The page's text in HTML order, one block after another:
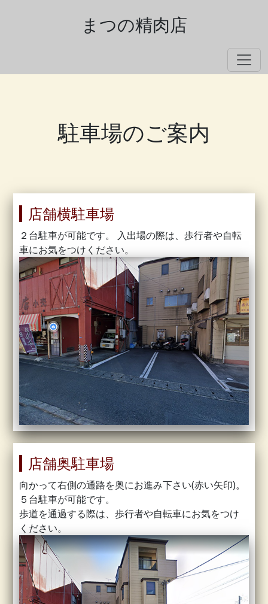
まつの精肉店
駐車場のご案内
店舗横駐車場
２台駐車が可能です。 入出場の際は、歩行者や自転
車にお気をつけください。
店舗奥駐車場
向かって右側の通路を奥にお進み下さい(赤い矢印)。
５台駐車が可能です。
歩道を通過する際は、歩行者や自転車にお気をつけ
ください。